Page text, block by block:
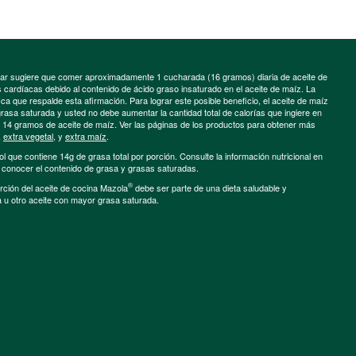
sugiere que comer aproximadamente 1 cucharada (16 gramos) diaria de aceite de
debido al contenido de ácido graso insaturado en el aceite de maíz. La
que respalde esta afirmación. Para lograr este posible beneficio, el aceite de maíz
saturada y usted no debe aumentar la cantidad total de calorías que ingiere en
gramos de aceite de maíz. Ver las páginas de los productos para obtener más
extra vegetal, y extra maíz.
que contiene 14g de grasa total por porción. Consulte la información nutricional en
el contenido de grasa y grasas saturadas.
del aceite de cocina Mazola® debe ser parte de una dieta saludable y
otro aceite con mayor grasa saturada.